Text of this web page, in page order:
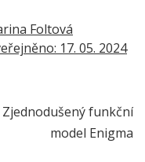
Foltová
17. 05. 2024
Zjednodušený funkční
model Enigma